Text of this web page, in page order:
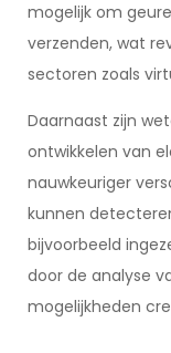
mogelijk om
verzenden, wat
sectoren zoals
Daarnaast zijn
ontwikkelen van
nauwkeuriger
kunnen
bijvoorbeeld
door de analyse
mogelijkheden